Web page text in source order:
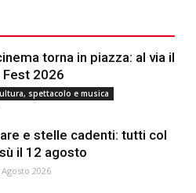
torna in piazza: al via il
Fest 2026
spettacolo e musica
e stelle cadenti: tutti col
il 12 agosto
Agosto 2026